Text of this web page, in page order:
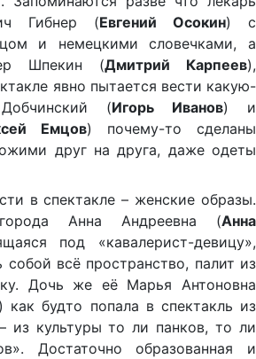
Гибнер (Евгений Осокин) с
и немецкими словечками, а
Шпекин (Дмитрий Карпеев),
явно пытается вести какую-
(Игорь Иванов) и
Емцов) почему-то сделаны
друг на друга, даже одеты
в спектакле – женские образы.
Анна Андреевна (Анна
под «кавалерист-девицу»,
собой всё пространство, палит из
Дочь же её Марья Антоновна
) как будто попала в спектакль из
из культуры то ли панков, то ли
Достаточно образованная и